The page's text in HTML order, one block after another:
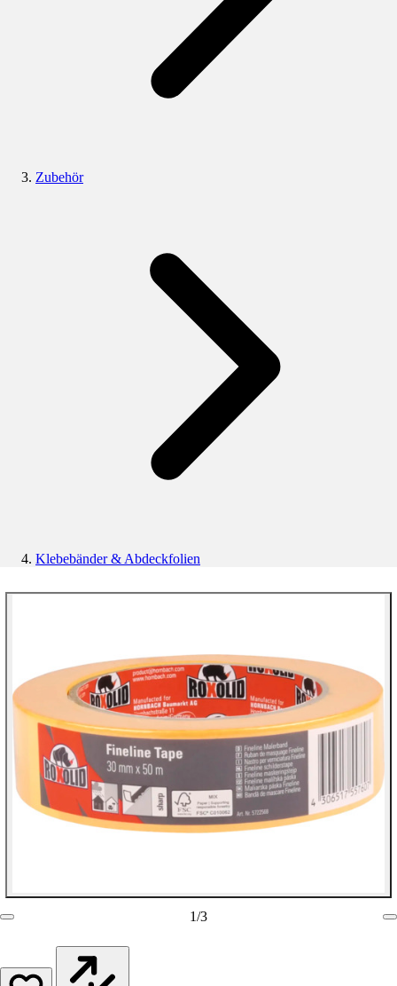
Zubehör
Klebebänder & Abdeckfolien
1/3